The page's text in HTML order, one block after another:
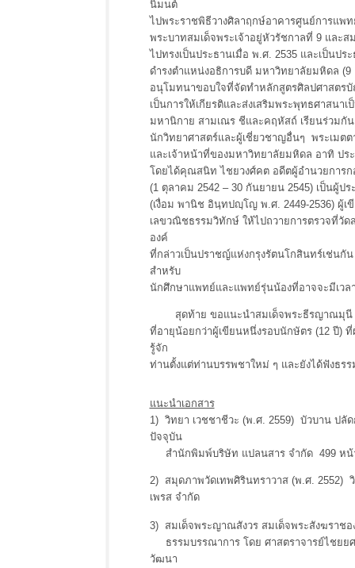
นิมนต์
ไปพระราชพิธีวางศิลาฤกษ์อาคารศูนย์การแพ
พระบาทสมเด็จพระเจ้าอยู่หัวรัชกาลที่ 9 และส
ไปทรงเป็นประธานเมื่อ พ.ศ. 2535 และเป็นป
ดำรงตำแหน่งอธิการบดี มหาวิทยาลัยมหิดล
อนุโมทนาขอบใจที่จัดทำหลักสูตรศิลปศาสต
เป็นการให้เกียรติและส่งเสริมพระพุทธศาสน
มหานิกาย สามเณร ชีและคฤหัสถ์ เรียนร่วมกั
นักวิทยาศาสตร์และผู้เชี่ยวชาญอื่นๆ พระเมต
และเจ้าหน้าที่ของมหาวิทยาลัยมหิดล อาทิ ป
โดยได้คุณสนิท ไชยวงศ์คต อดีตผู้อำนวยการ
(1 ตุลาคม 2542 – 30 กันยายน 2545) เป็นผู้
(เงื่อม พานิช อินฺทปญฺโญ พ.ศ. 2449-2536) ผู้
เลขวณิชธรรมวิทักษ์ ให้ไปถวายการตรวจที่วั
องค์
ที่กล่าวเป็นปราชญ์แห่งกรุงรัตนโกสินทร์เช่น
สำหรับ
นักศึกษาแพทย์และแพทย์รุ่นน้องที่อาจจะมีเวล
สุดท้าย ขอแนะนำสมเด็จพระธีรญาณมุนี (พ
ที่อายุน้อยกว่าผู้เขียนหนึ่งรอบนักษัตร (12 ปี)
รู้จัก
ท่านตั้งแต่ท่านบรรพชาใหม่ ๆ และยังได้ฟังธร
แนะนำเอกสาร
1) วิทยา เวชชาชีวะ (พ.ศ. 2559) บัวบาน ปลัด
ปัจจุบัน
สำนักพิมพ์บริษัท แปลนสาร จำกัด 499 หน้
2) สมุดภาพวัดเทพศิรินทราวาส (พ.ศ.
เพรส จำกัด
3) สมเด็จพระญาณสังวร สมเด็จพระสังฆรา
ธรรมบรรณาการ โดย ศาสตราจารย์ไชยย
วัฒนา